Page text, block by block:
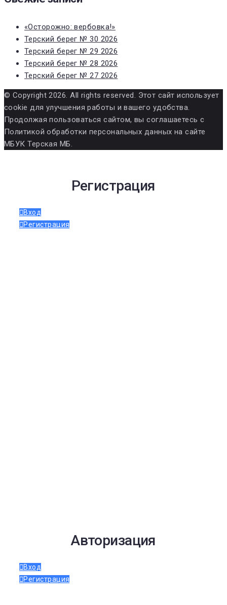
«Осторожно: вербовка!»
Терский берег № 30 2026
Терский берег № 29 2026
Терский берег № 28 2026
Терский берег № 27 2026
© Copyright 2026. All rights reserved. Этот сайт использует
cookie для улучшения работы и вашего удобства.
Продолжая пользоваться сайтом, вы соглашаетесь с
Политикой обработки персональных данных на сайте
МБУК Терская МБ.
Регистрация
Вход
Регистрация
Авторизация
Вход
Регистрация